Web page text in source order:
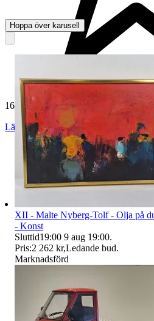
165 047 omdömen
Läs omdömen Följ
Hoppa över karusell
XII - Malte Nyberg-Tolf - Olja på
- Konst
Sluttid19:00 9 aug 19:00.
Pris:2 262 kr,Ledande bud.
Marknadsförd